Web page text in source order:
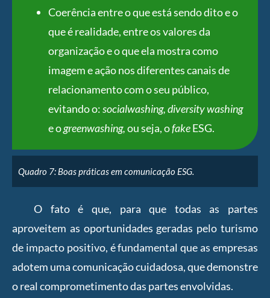
Coerência entre o que está sendo dito e o
que é realidade, entre os valores da
organização e o que ela mostra como
imagem e ação nos diferentes canais de
relacionamento com o seu público,
evitando o:socialwashing, diversity washing
e ogreenwashing,ou seja, ofakeESG.
Quadro 7: Boas práticas em comunicação ESG.
O fato é que, para que todas as partes
aproveitem as oportunidades geradas pelo turismo
de impacto positivo, é fundamental que as empresas
adotem uma comunicação cuidadosa, que demonstre
o real comprometimento das partes envolvidas.